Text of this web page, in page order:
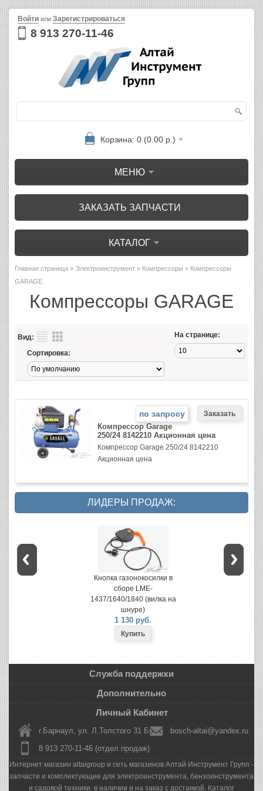
8 913 270-11-46
Войти или Зарегистрироваться
Корзина: 0 (0.00 р.)
МЕНЮ
ЗАКАЗАТЬ ЗАПЧАСТИ
КАТАЛОГ
Главная страница » Электроинструмент » Компрессоры » Компрессоры
GARAGE
Компрессоры GARAGE
Вид: На странице:
Сортировка:
по запросу
Компрессор Garage
250/24 8142210 Акционная цена
Компрессор Garage 250/24 8142210
Акционная цена
ЛИДЕРЫ ПРОДАЖ:
Кнопка газонокосилки в
сборе LME-
1437/1640/1840 (вилка на
шнуре)
1 130 руб.
Служба поддержки
Дополнительно
Личный Кабинет
г.Барнаул, ул. Л.Толстого 31 Б
bosch-altai@yandex.ru
8 913 270-11-46 (отдел продаж)
Интернет магазин altaigroup и сеть магазинов Алтай Инструмент Групп -
запчасти и комплектующие для электроинструмента, бензоинструмента
и садовой техники, в наличии и на заказ с доставкой. Каталог